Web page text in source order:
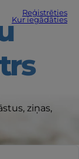
Reģistrēties
Kur iegādāties
ziņas,